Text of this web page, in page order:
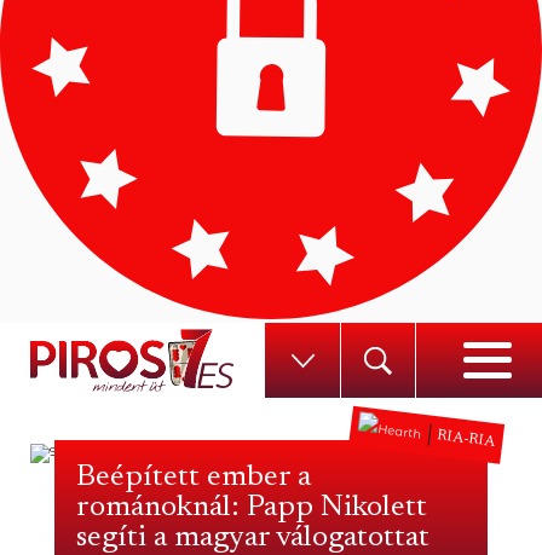
RIA-RIA
Beépített ember a
románoknál: Papp Nikolett
segíti a magyar válogatottat